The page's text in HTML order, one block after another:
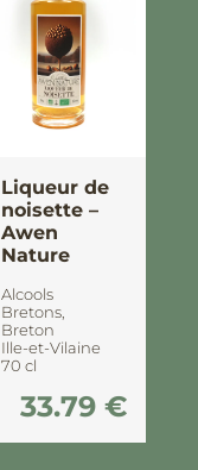
Liqueur de
noisette –
Awen
Nature
Alcools
Bretons
Breton
Ille-et-Vilaine
70 cl
33.79 €